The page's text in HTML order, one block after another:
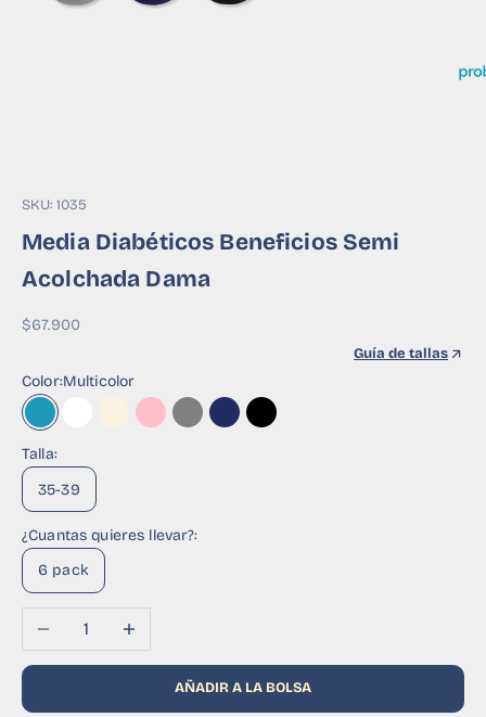
SKU: 1035
Media Diabéticos Beneficios Semi
Acolchada Dama
Precio de oferta
$67.900
Guía de tallas
Color:Multicolor
MulticolorBlanco Background
Marfil Background
Rosa Background
Gris Background
Azul Background
Negro Background
Talla:
35-39
¿Cuantas quieres llevar?:
6 pack
Reducir cantidadAumentar cantidad
AÑADIR A LA BOLSA